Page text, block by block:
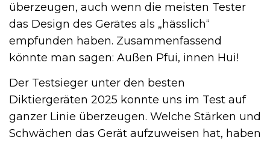
überzeugen, auch wenn die meisten Tester
das Design des Gerätes als „hässlich“
empfunden haben. Zusammenfassend
könnte man sagen: Außen Pfui, innen Hui!
Der Testsieger unter den besten
Diktiergeräten 2025 konnte uns im Test auf
ganzer Linie überzeugen. Welche Stärken und
Schwächen das Gerät aufzuweisen hat, haben